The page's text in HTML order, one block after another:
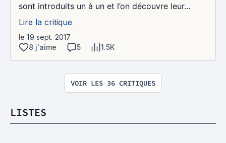
sont introduits un à un et l’on découvre leur...
Lire la critique
le 19 sept. 2017
8 j'aime
5 1.5K
VOIR LES 36 CRITIQUES
LISTES